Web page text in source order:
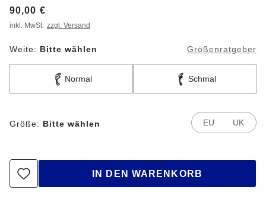
Price:
90,00 €
inkl. MwSt. zzgl. Versand
Weite: Bitte wählen Größenratgeber
Normal Schmal
Größe: Bitte wählen EU UK
IN DEN WARENKORB